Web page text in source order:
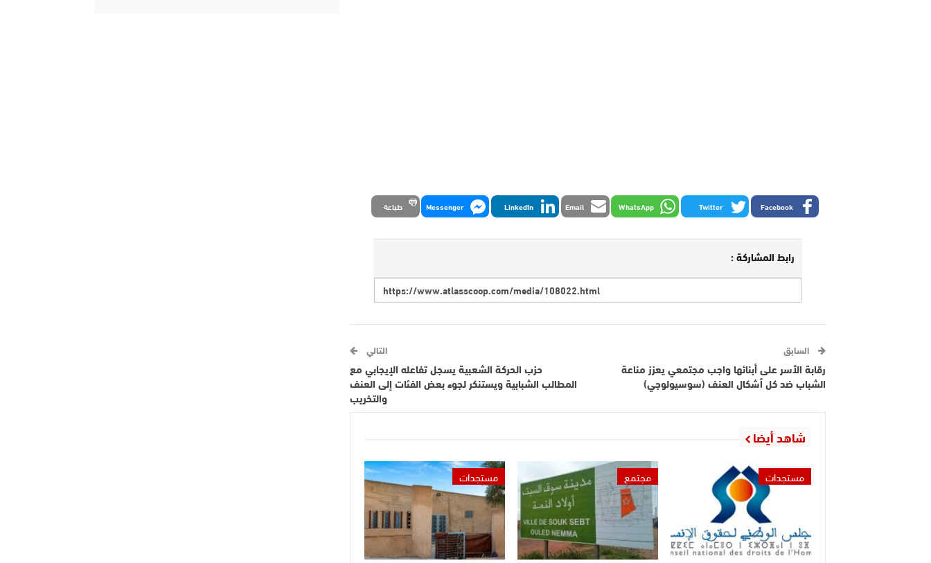
Facebook
Twitter
WhatsApp
Email
LinkedIn
Messenger طباعة
رابط المشاركة :
السابق
رقابة الأسر على أبنائها واجب مجتمعي يعزز مناعة
الشباب ضد كل أشكال العنف (سوسيولوجي)
التالي
حزب الحركة الشعبية يسجل تفاعله الإيجابي مع
المطالب الشبابية ويستنكر لجوء بعض الفئات إلى العنف
والتخريب
شاهد أيضا
مستجدات مجتمع مستجدات